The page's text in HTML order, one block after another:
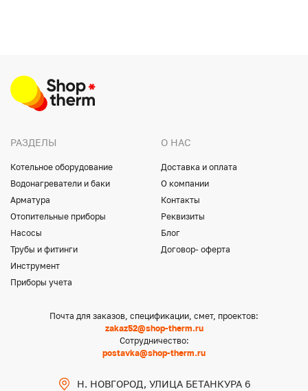
РАЗДЕЛЫ
Котельное оборудование
Водонагреватели и баки
Арматура
Отопительные приборы
Насосы
Трубы и фитинги
Инструмент
Приборы учета
О НАС
Доставка и оплата
О компании
Контакты
Реквизиты
Блог
Договор- оферта
Почта для заказов, спецификации, смет, проектов:
zakaz52@shop-therm.ru
Сотрудничество:
postavka@shop-therm.ru
Н. НОВГОРОД, УЛИЦА БЕТАНКУРА 6